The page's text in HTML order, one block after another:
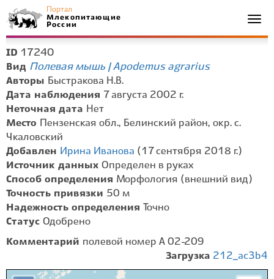
Портал
Млекопитающие
России
ID 17240
Вид Полевая мышь | Apodemus agrarius
Авторы Быстракова Н.В.
Дата наблюдения 7 августа 2002 г.
Неточная дата Нет
Место
Пензенская обл., Белинский район, окр. с.
Чкаловский
Добавлен Ирина Иванова (17 сентября 2018 г.)
Источник данных Определен в руках
Способ определения Морфология (внешний вид)
Точность привязки 50 м
Надежность определения
Точно
Статус Одобрено
Комментарий полевой номер А 02-209
Загрузка 212_ac3b4